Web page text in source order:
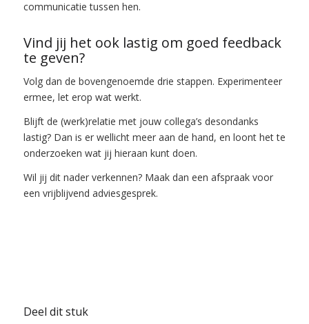
communicatie tussen hen.
Vind jij het ook lastig om goed feedback
te geven?
Volg dan de bovengenoemde drie stappen. Experimenteer
ermee, let erop wat werkt.
Blijft de (werk)relatie met jouw collega’s desondanks
lastig? Dan is er wellicht meer aan de hand, en loont het te
onderzoeken wat jij hieraan kunt doen.
Wil jij dit nader verkennen? Maak dan een afspraak voor
een vrijblijvend adviesgesprek.
Deel dit stuk